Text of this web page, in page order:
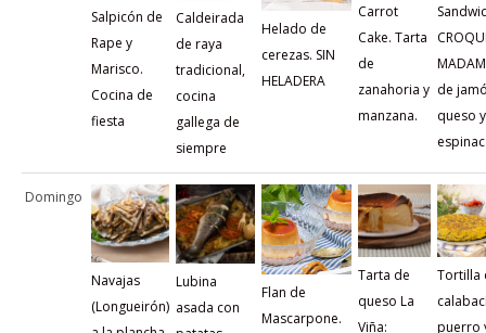
Salpicón de
Rape y
Marisco.
Cocina de
fiesta
Caldeirada
de raya
tradicional,
cocina
gallega de
siempre
Helado de
cerezas. SIN
HELADERA
Carrot
Cake. Tarta
de
zanahoria y
manzana.
de
queso y
Domingo
Navajas
(Longueirón)
Lubina
asada con
Flan de
Mascarpone.
Tarta de
queso La
Viña:
Tortilla
puerro